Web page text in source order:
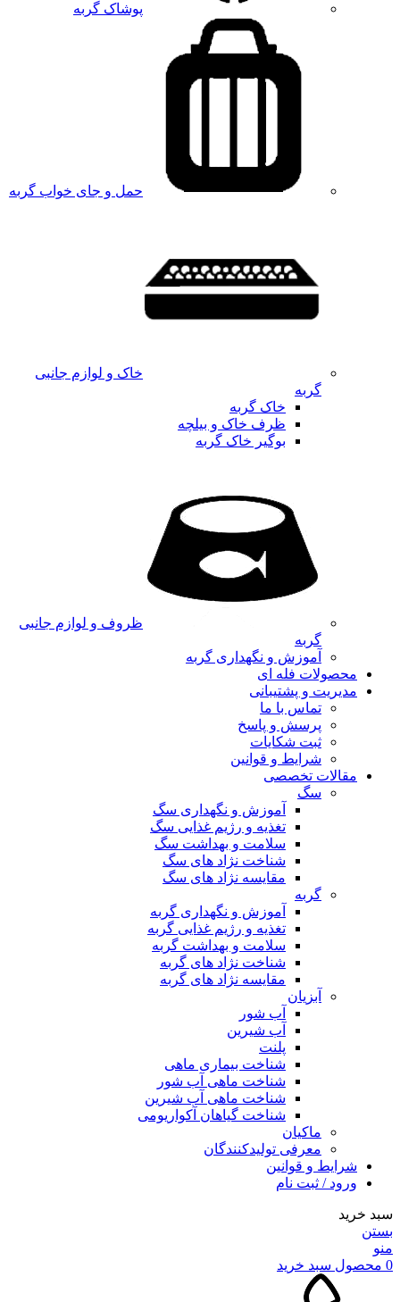
پوشاک گربه
حمل و جای خواب گربه
خاک و لوازم جانبی
گربه
خاک گربه
ظرف خاک و بیلچه
بوگیر خاک گربه
ظروف و لوازم جانبی
گربه
آموزش و نگهداری گربه
محصولات فله ای
مدیریت و پشتیبانی
تماس با ما
پرسش و پاسخ
ثبت شکایات
شرایط و قوانین
مقالات تخصصی
سگ
آموزش و نگهداری سگ
تغذیه و رژیم غذایی سگ
سلامت و بهداشت سگ
شناخت نژاد های سگ
مقایسه نژاد های سگ
گربه
آموزش و نگهداری گربه
تغذیه و رژیم غذایی گربه
سلامت و بهداشت گربه
شناخت نژاد های گربه
مقایسه نژاد های گربه
آبزیان
آب شور
آب شیرین
پلنت
شناخت بیماری ماهی
شناخت ماهی آب شور
شناخت ماهی آب شیرین
شناخت گیاهان آکواریومی
ماکیان
معرفی تولیدکنندگان
شرایط و قوانین
ورود / ثبت نام
سبد خرید
بستن
منو
0 محصول سبد خرید